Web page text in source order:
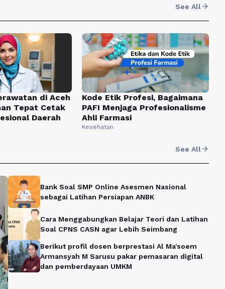
See Allarrow_forward
di Aceh
Tepat Cetak
Daerah
Kode Etik Profesi, Bagaimana
PAFI Menjaga Profesionalisme
Ahli Farmasi
Kesehatan
See Allarrow_forward
Bank Soal SMP Online Asesmen Nasional
sebagai Latihan Persiapan ANBK
Cara Menggabungkan Belajar Teori dan Latihan
Soal CPNS CASN agar Lebih Seimbang
Berikut profil dosen berprestasi Al Ma'soem
Armansyah M Sarusu pakar pemasaran digital
dan pemberdayaan UMKM